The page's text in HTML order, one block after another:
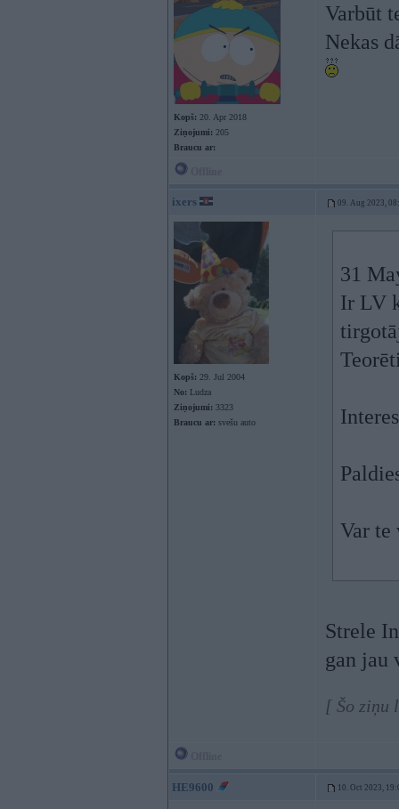
Kopš: 20. Apr 2018
Ziņojumi: 205
Braucu ar:
Varbūt
Nekas
ixers 09. Aug 2023,
Kopš: 29. Jul 2004
No: Ludza
Ziņojumi: 3323
Braucu ar: svešu auto
31
Ir LV
Var te
Strele
gan jau
[ Šo ziņu
HE9600 10. Oct 2023,